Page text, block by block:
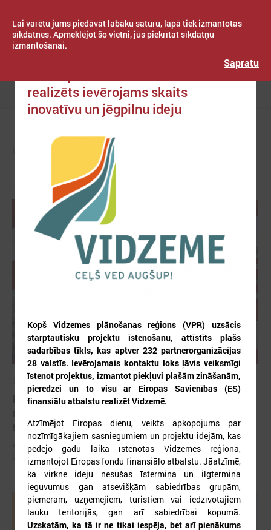
Lai varētu jums piedāvāt labāku saturu, lapā tiek izmantotas
sīkdatnes. Apmeklējot šo vietni, jūs piekrītat sīkdatņu
izmantošanai.
Sapratu
Izvēlne
ZIŅAS PAŠVALDĪBĀS
2026. gada 12. jūnijs
Publicēta konferences “Tautas sapulcei – 36”
stiprināšanu Latvijā
Publicēta konferences “Tautas sapulcei – 36” rezolūcija par vietējās
pārstāvniecības stiprināšanu Latvijā
realizēts ievērojams skaits
inovatīvu un jēgpilnu ideju
Kopš Vidzemes plānošanas reģions (VPR) uzsācis
starptautisku projektu īstenošanu, attīstīts plašs
sadarbības tīkls, kas aptver 232 partnerorganizācijas
28 valstīs. Ievērojamais kontaktu loks ļāvis veiksmīgi
īstenot projektus, izmantot piekļuvi plašām zināšanām,
pieredzei un to visu ar Eiropas Savienības (ES)
finansiālu atbalstu realizēt Vidzemē.
Atzīmējot Eiropas dienu, veikts apkopojums par
nozīmīgākajiem sasniegumiem un projektu idejām, kas
pēdējo gadu laikā īstenotas Vidzemes reģionā,
izmantojot Eiropas fondu finansiālo atbalstu. Jāatzīmē,
ka virkne ideju nesušas īstermiņa un ilgtermiņa
ieguvumus gan atsevišķām sabiedrības grupām,
piemēram, uzņēmējiem, tūristiem vai iedzīvotājiem
lauku teritorijās, gan arī sabiedrībai kopumā.
Uzskatām, ka tā ir ne tikai iespēja, bet arī pienākums